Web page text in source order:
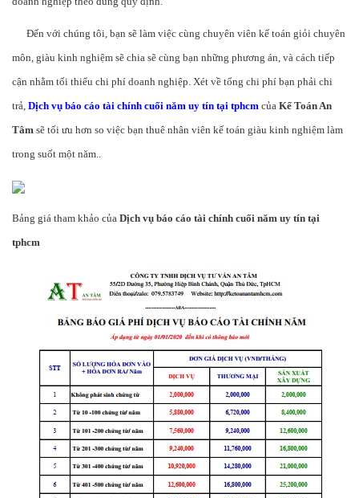
Đến với chúng tôi, bạn sẽ làm việc cùng chuyên viên kế toán giỏi chuyên
môn, giàu kinh nghiệm sẽ chia sẽ cùng bạn những phương án, và cách tiếp
cận nhằm tối thiểu chi phí doanh nghiệp. Xét về tổng chi phí bạn phải chi
trả, Dịch vụ báo cáo tài chính cuối năm uy tín tại tphcm của Kế Toán An
Tâm sẽ tối ưu hơn so việc bạn thuê nhân viên kế toán giàu kinh nghiệm làm
trong suốt một năm..
Bảng giá tham khảo của Dịch vụ báo cáo tài chính cuối năm uy tín tại
tphcm